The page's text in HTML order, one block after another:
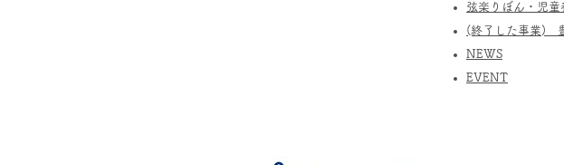
弦楽りぼん・児童
(終了した事業)
​NEWS
​EVENT